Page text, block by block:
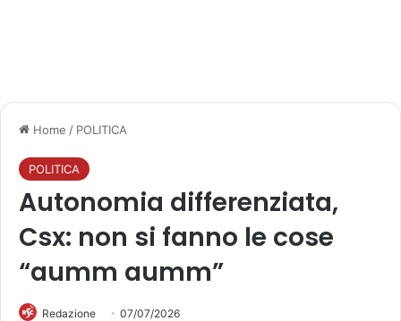
Home / POLITICA
POLITICA
Autonomia differenziata,
Csx: non si fanno le cose
“aumm aumm”
Redazione 07/07/2026